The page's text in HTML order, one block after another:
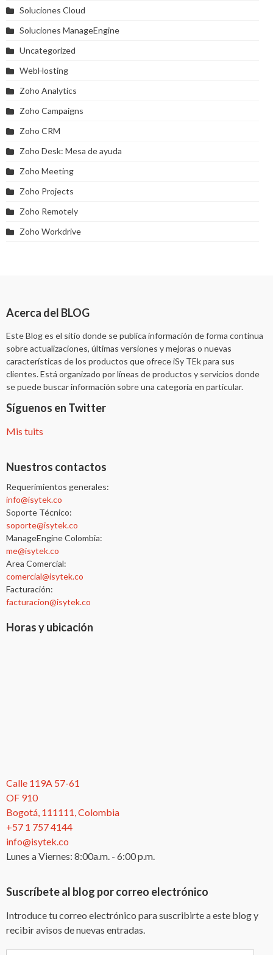
Soluciones Cloud
Soluciones ManageEngine
Uncategorized
WebHosting
Zoho Analytics
Zoho Campaigns
Zoho CRM
Zoho Desk: Mesa de ayuda
Zoho Meeting
Zoho Projects
Zoho Remotely
Zoho Workdrive
Acerca del BLOG
Este Blog es el sitio donde se publica información de forma continua
sobre actualizaciones, últimas versiones y mejoras o nuevas
características de los productos que ofrece iSy TEk para sus
clientes. Está organizado por líneas de productos y servicios donde
se puede buscar información sobre una categoría en particular.
Síguenos en Twitter
Mis tuits
Nuestros contactos
Requerimientos generales:
info@isytek.co
Soporte Técnico:
soporte@isytek.co
ManageEngine Colombia:
me@isytek.co
Area Comercial:
comercial@isytek.co
Facturación:
facturacion@isytek.co
Horas y ubicación
Calle 119A 57-61
OF 910
Bogotá, 111111, Colombia
+57 1 757 4144
info@isytek.co
Lunes a Viernes: 8:00a.m. - 6:00 p.m.
Suscríbete al blog por correo electrónico
Introduce tu correo electrónico para suscribirte a este blog y
recibir avisos de nuevas entradas.